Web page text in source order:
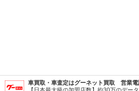
車買取・車査定はグーネット買取 営業電